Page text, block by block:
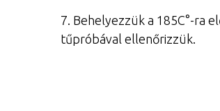
7. Behelyezzük a 185C°-ra
tűpróbával ellenőrizzük.